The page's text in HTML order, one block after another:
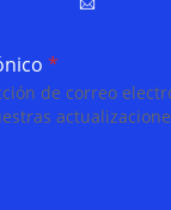
*
de correo